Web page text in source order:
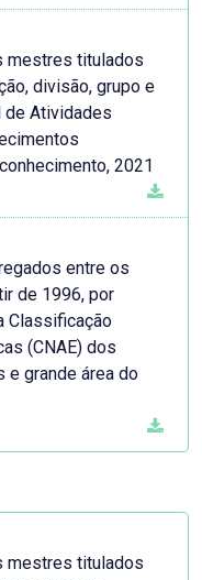
mestres titulados
divisão, grupo e
de Atividades
2021
entre os
de 1996, por
Classificação
(CNAE) dos
grande área do
mestres titulados